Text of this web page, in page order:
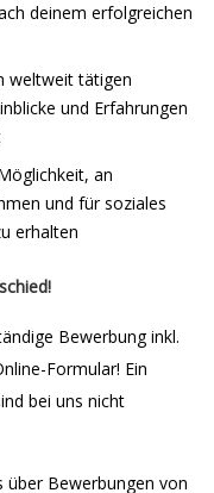
deinem erfolgreichen
weltweit tätigen
und Erfahrungen
an
und für soziales
erhalten
Bewerbung inkl.
Formular! Ein
bei uns nicht
über Bewerbungen von